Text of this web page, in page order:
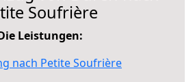
Soufrière
Leistungen:
nach Petite Soufrière